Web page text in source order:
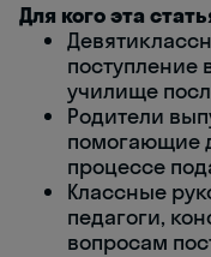
Для кого эта
поступление
училище
Родители
помогающие
процессе
Классные
педагоги,
вопросам